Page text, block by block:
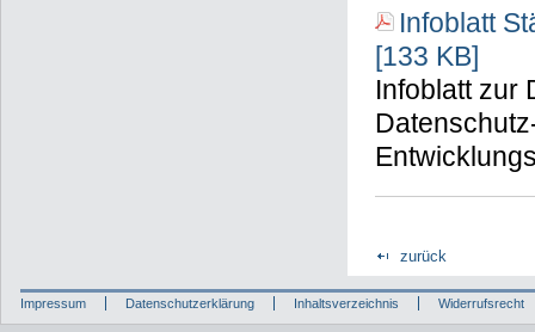
Infoblatt
[133 KB]
Infoblatt zur
zurück
Impressum Datenschutzerklärung Inhaltsverzeichnis Widerrufsrecht